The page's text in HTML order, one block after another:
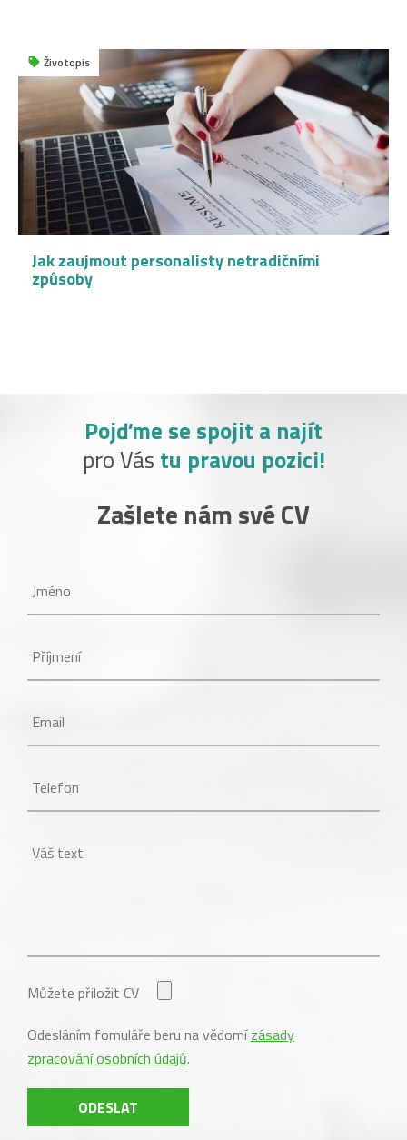
Životopis
Jak zaujmout personalisty netradičními
způsoby
Pojďme se spojit a najít
pro Vás tu pravou pozici!
Zašlete nám své CV
Můžete přiložit CV
Odesláním fomuláře beru na vědomízásady
zpracování osobních údajů.
ODESLAT